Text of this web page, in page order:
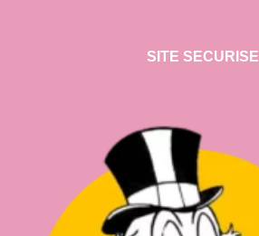
SITE SECURISE